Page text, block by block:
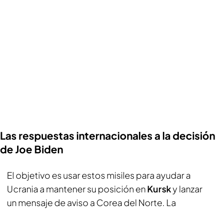
Las respuestas internacionales a la decisión
de Joe Biden
El objetivo es usar estos misiles para ayudar a
Ucrania a mantener su posición en Kursky lanzar
un mensaje de aviso a Corea del Norte. La